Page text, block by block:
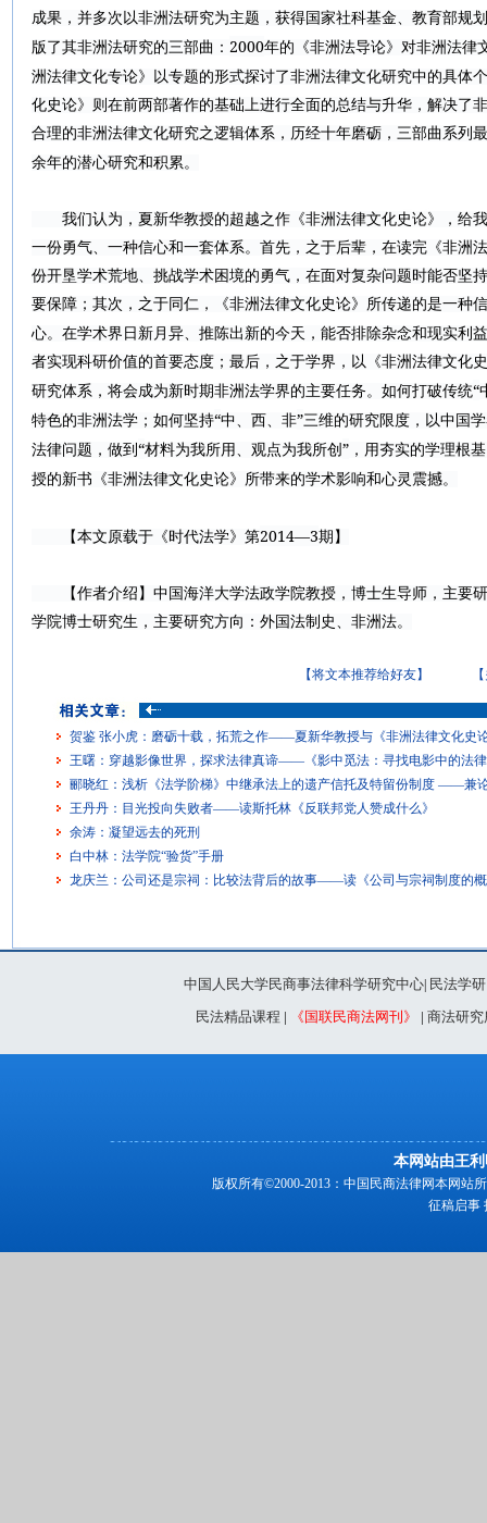
成果，并多次以非洲法研究为主题，获得国家社科基金、教育部规
版了其非洲法研究的三部曲： 2000年的《非洲法导论》对非洲法律
洲法律文化专论》以专题的形式探讨了非洲法律文化研究中的具体
化史论》则在前两部著作的基础上进行全面的总结与升华，解决了
合理的非洲法律文化研究之逻辑体系，历经十年磨砺，三部曲系列
余年的潜心研究和积累。
我们认为，夏新华教授的超越之作《非洲法律文化史论》，给
一份勇气、一种信心和一套体系。首先，之于后辈，在读完《非洲
份开垦学术荒地、挑战学术困境的勇气，在面对复杂问题时能否坚
要保障；其次，之于同仁，《非洲法律文化史论》所传递的是一种
心。在学术界日新月异、推陈出新的今天，能否排除杂念和现实利
者实现科研价值的首要态度；最后，之于学界，以《非洲法律文化
研究体系，将会成为新时期非洲法学界的主要任务。如何打破传统“
特色的非洲法学；如何坚持“中、西、非”三维的研究限度，以中国
法律问题，做到 “材料为我所用、观点为我所创 ” ，用夯实的学理根
授的新书《非洲法律文化史论》所带来的学术影响和心灵震撼。
【本文原载于《时代法学》第2014—3期】
【作者介绍】中国海洋大学法政学院教授，博士生导师，主要
学院博士研究生，主要研究方向：外国法制史、非洲法。
【将文本推荐给好友】
贺鉴 张小虎：磨砺十载，拓荒之作——夏新华教授与《非洲法律文化史
王曙：穿越影像世界，探求法律真谛——《影中觅法：寻找电影中的法
郦晓红：浅析《法学阶梯》中继承法上的遗产信托及特留份制度 ——兼
王丹丹：目光投向失败者——读斯托林《反联邦党人赞成什么》
余涛：凝望远去的死刑
白中林：法学院“验货”手册
龙庆兰：公司还是宗祠：比较法背后的故事——读《公司与宗祠制度的
中国人民大学民商事法律科学研究中心| 民法学
民法精品课程 | 《国联民商法网刊》 | 商法研究
本网站由王
版权所有©2000-2013：中国民商法律网本网站
征稿启事